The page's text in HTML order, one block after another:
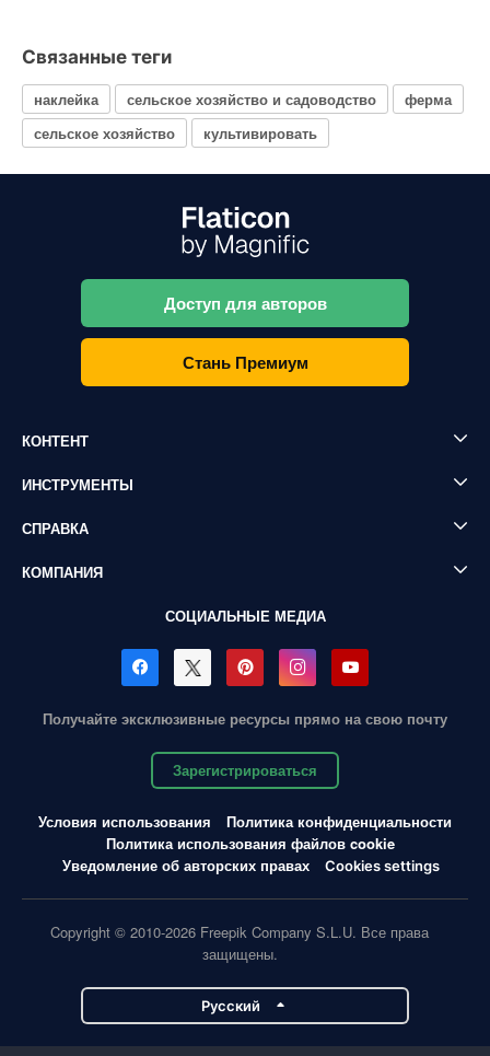
Связанные теги
наклейка сельское хозяйство и садоводство
ферма
сельское хозяйство
культивировать
Доступ для авторов
Стань Премиум
КОНТЕНТ
ИНСТРУМЕНТЫ
СПРАВКА
КОМПАНИЯ
СОЦИАЛЬНЫЕ МЕДИА
Получайте эксклюзивные ресурсы прямо на свою почту
Зарегистрироваться
Условия использования
Политика конфиденциальности
Политика использования файлов cookie
Уведомление об авторских правах
Cookies settings
Copyright © 2010-2026 Freepik Company S.L.U. Все права
защищены.
Pусский